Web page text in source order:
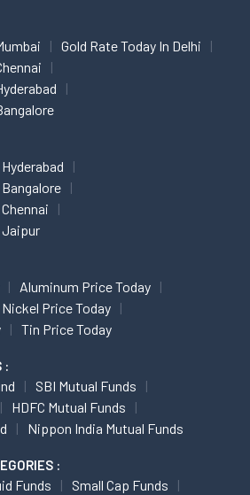
Gold Rate Today In Delhi
Jaipur
Aluminum Price Today
Nickel Price Today
Tin Price Today
:
SBI Mutual Funds
HDFC Mutual Funds
Nippon India Mutual Funds
:
Funds
Small Cap Funds